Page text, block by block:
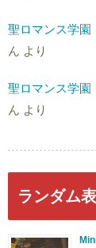
聖ロマンス学
ん より
聖ロマンス学
ん より
ランダム